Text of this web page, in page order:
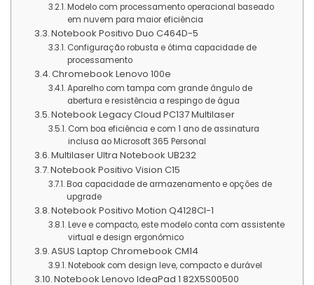
Modelo com processamento operacional baseado
em nuvem para maior eficiência
Notebook Positivo Duo C464D-5
Configuração robusta e ótima capacidade de
processamento
Chromebook Lenovo 100e
Aparelho com tampa com grande ângulo de
abertura e resistência a respingo de água
Notebook Legacy Cloud PC137 Multilaser
Com boa eficiência e com 1 ano de assinatura
inclusa ao Microsoft 365 Personal
Multilaser Ultra Notebook UB232
Notebook Positivo Vision C15
Boa capacidade de armazenamento e opções de
upgrade
Notebook Positivo Motion Q4128CI-1
Leve e compacto, este modelo conta com assistente
virtual e design ergonômico
ASUS Laptop Chromebook CM14
Notebook com design leve, compacto e durável
Notebook Lenovo IdeaPad 1 82X5S00500